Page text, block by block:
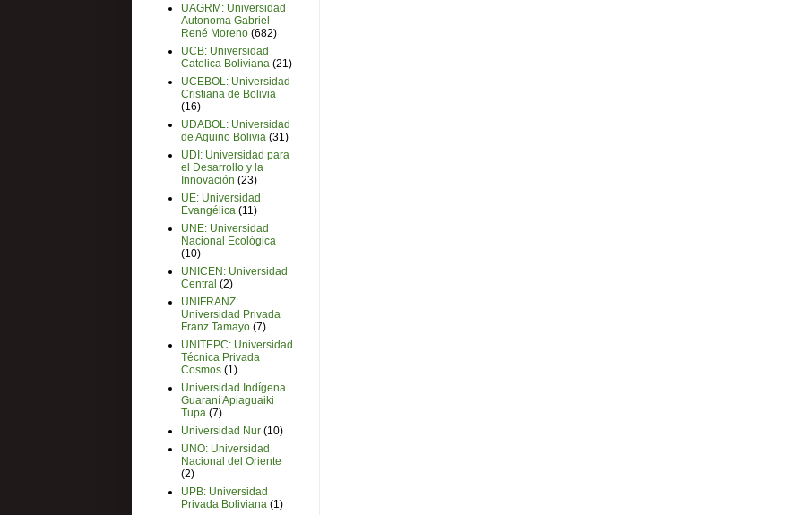
UAGRM: Universidad
Autonoma Gabriel
René Moreno (682)
UCB: Universidad
Catolica Boliviana (21)
UCEBOL: Universidad
Cristiana de Bolivia
(16)
UDABOL: Universidad
de Aquino Bolivia (31)
UDI: Universidad para
el Desarrollo y la
Innovación (23)
UE: Universidad
Evangélica (11)
UNE: Universidad
Nacional Ecológica
(10)
UNICEN: Universidad
Central (2)
UNIFRANZ:
Universidad Privada
Franz Tamayo (7)
UNITEPC: Universidad
Técnica Privada
Cosmos (1)
Universidad Indígena
Guaraní Apiaguaiki
Tupa (7)
Universidad Nur (10)
UNO: Universidad
Nacional del Oriente
(2)
UPB: Universidad
Privada Boliviana (1)